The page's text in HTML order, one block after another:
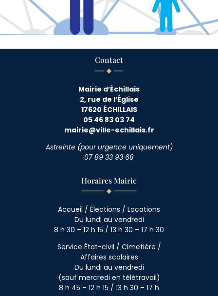
Contact
Mairie d’Échillais
2, rue de l’Église
17620 ÉCHILLAIS
05 46 83 03 74
mairie@ville-echillais.fr
Astreinte (pour urgence uniquement)
07 89 33 93 68
Horaires Mairie
Accueil / Élections / Locations
Du lundi au vendredi
8 h 30 – 12 h 15 / 13 h 30 – 17 h 30
Service État-civil / Cimetière /
Affaires scolaires
Du lundi au vendredi
(sauf mercredi en télétravail)
8 h 45 – 12 h 15 / 13 h 30 – 17 h